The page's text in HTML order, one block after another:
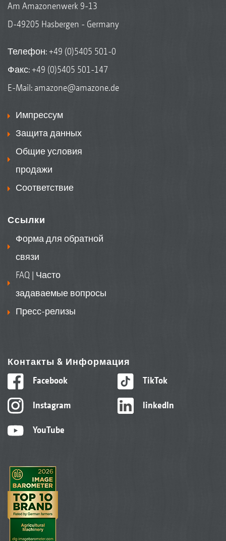
Am Amazonenwerk 9-13
D-49205 Hasbergen - Germany
Телефон:+49 (0)5405 501-0
Факс: +49 (0)5405 501-147
E-Mail: amazone@amazone.de
Импрессум
Защита данных
Общие условия
продажи
Соответствие
Ссылки
Форма для обратной
связи
FAQ | Часто
задаваемые вопросы
Пресс-релизы
Контакты & Информация
Facebook
Instagram
YouTube
TikTok
linkedIn